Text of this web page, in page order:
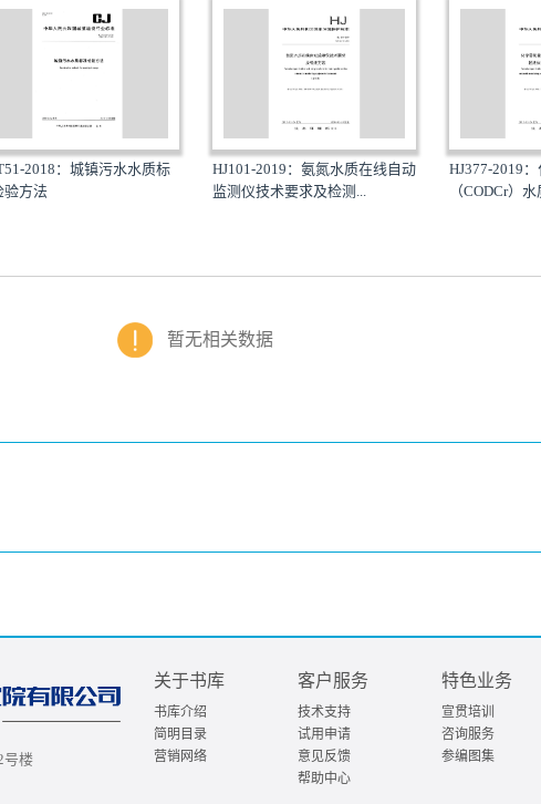
2018：城镇污水水质标
验方法
HJ101-2019：氨氮水质在线自动
监测仪技术要求及检测...
HJ377-2019
（CODCr）
暂无相关数据
号楼
关于书库
书库介绍
简明目录
营销网络
客户服务
技术支持
试用申请
意见反馈
帮助中心
特色业务
宣贯培训
咨询服务
参编图集